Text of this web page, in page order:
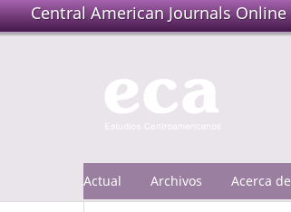
Central American Journals Online
Actual Archivos Acerca de